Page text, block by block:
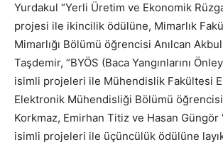
Yurdakul “Yerli Üretim ve Ekonomik
projesi ile ikincilik ödülüne, Mimarlık
Mimarlığı Bölümü öğrencisi Anılcan
Taşdemir, “BYÖS (Baca Yangınlarını
isimli projeleri ile Mühendislik Fakültesi
Elektronik Mühendisliği Bölümü
Korkmaz, Emirhan Titiz ve Hasan Güngör
isimli projeleri ile üçüncülük ödülüne